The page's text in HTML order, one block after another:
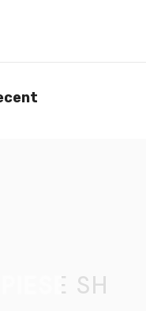
PIESE SH